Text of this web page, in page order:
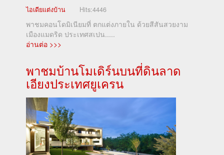
ไอเดียแต่งบ้าน Hits:4446
พาชมคอนโดมิเนียมที่ ตกแต่งภายใน ด้วยสีสันสวยงาม
เมืองแมดริด ประเทศสเปน.....
อ่านต่อ >>>
พาชมบ้านโมเดิร์นบนที่ดินลาด
เอียงประเทศยูเครน